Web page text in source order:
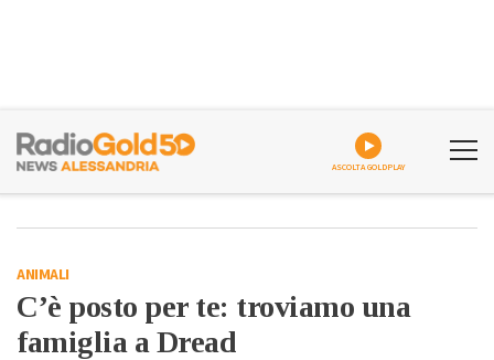
ASCOLTA GOLDPLAY
ANIMALI
C’è posto per te: troviamo una
famiglia a Dread